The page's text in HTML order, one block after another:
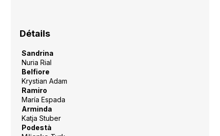
Détails
Sandrina
Nuria Rial
Belfiore
Krystian Adam
Ramiro
María Espada
Arminda
Katja Stuber
Podestà